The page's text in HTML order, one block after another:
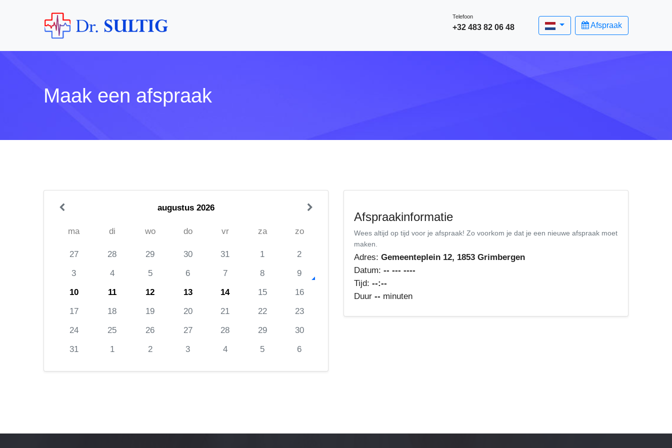
Telefoon
+32 483 82 06 48 Afspraak
Maak een afspraak
augustus 2026
ma di wo do vr za zo
27 28 29 30 31 1
2
3
4 5 6 7 8
9
10
11 12 13 14 15
16
17
18 19 20 21 22
23
24
25 26 27 28 29
30
31
1 2 3 4 5 6
Afspraakinformatie
Wees altijd op tijd voor je afspraak! Zo voorkom je dat je een nieuwe afspraak moet
maken.
Adres: Gemeenteplein 12, 1853 Grimbergen
Datum: -- --- ----
Tijd: --:--
Duur -- minuten